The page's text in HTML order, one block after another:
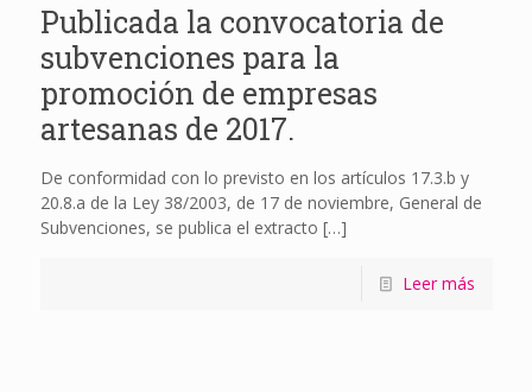
Publicada la convocatoria de
subvenciones para la
promoción de empresas
artesanas de 2017.
De conformidad con lo previsto en los artículos 17.3.b y
20.8.a de la Ley 38/2003, de 17 de noviembre, General de
Subvenciones, se publica el extracto […]
Leer más